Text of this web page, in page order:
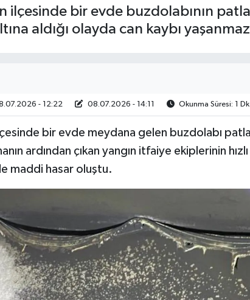
ilçesinde bir evde buzdolabının
aldığı olayda can kaybı
- 12:22 08.07.2026 - 14:11 Okunma Süresi: 1 Dk
bir evde meydana gelen buzdolabı
ardından çıkan yangın itfaiye ekiplerinin
maddi hasar oluştu.